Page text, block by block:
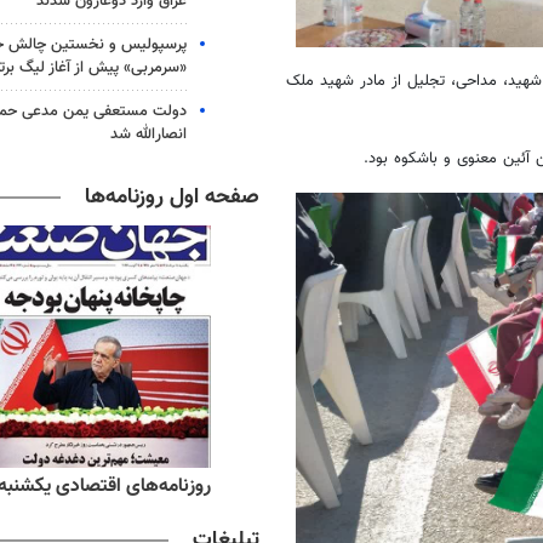
مداحی، تجلیل از مادر شهید ملک
آئین معنوی و باشکوه بود.
پرسپولیس و نخستین چالش
«سرمربی» پیش از آغاز لیگ
دولت مستعفی یمن مدعی
انصارالله شد
صفحه اول روزنامه‌ها
ورزشی یکشنبه ۱۸ مرداد ۱۴۰۵ روزنامه‌های اقتصادی یکشنبه ۱۸ مرداد